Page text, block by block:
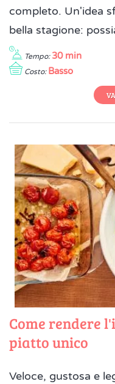
completo. Un'idea
bella stagione:
Tempo: 30 min
Costo: Basso
Come rendere
piatto unico
Veloce, gustosa e